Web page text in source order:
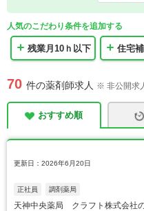
人気のこだわり条件を追加する
残業月10ｈ以下 住宅
70 件の薬剤師求人 ※ 非公開求
おすすめ順
更新日：2026年6月20日
正社員 調剤薬局
天神中央薬局 クラフト株式会社